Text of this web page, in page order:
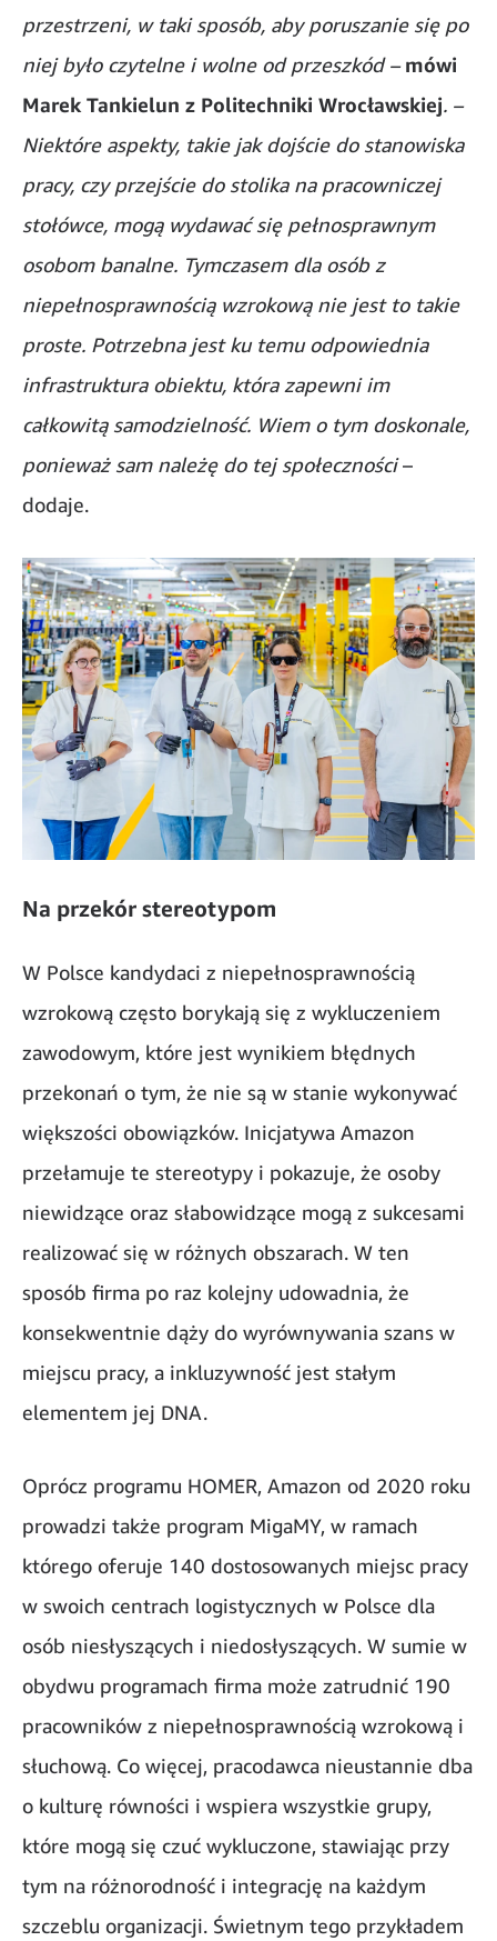
przestrzeni, w taki sposób, aby poruszanie się po
niej było czytelne i wolne od przeszkód –mówi
Marek Tankielun z Politechniki Wrocławskiej. –
Niektóre aspekty, takie jak dojście do stanowiska
pracy, czy przejście do stolika na pracowniczej
stołówce, mogą wydawać się pełnosprawnym
osobom banalne. Tymczasem dla osób z
niepełnosprawnością wzrokową nie jest to takie
proste. Potrzebna jest ku temu odpowiednia
infrastruktura obiektu, która zapewni im
całkowitą samodzielność. Wiem o tym doskonale,
ponieważ sam należę do tej społeczności–
dodaje.
Na przekór stereotypom
W Polsce kandydaci z niepełnosprawnością
wzrokową często borykają się z wykluczeniem
zawodowym, które jest wynikiem błędnych
przekonań o tym, że nie są w stanie wykonywać
większości obowiązków. Inicjatywa Amazon
przełamuje te stereotypy i pokazuje, że osoby
niewidzące oraz słabowidzące mogą z sukcesami
realizować się w różnych obszarach. W ten
sposób firma po raz kolejny udowadnia, że
konsekwentnie dąży do wyrównywania szans w
miejscu pracy, a inkluzywność jest stałym
elementem jej DNA.
Oprócz programu HOMER, Amazon od 2020 roku
prowadzi także program MigaMY, w ramach
którego oferuje 140 dostosowanych miejsc pracy
w swoich centrach logistycznych w Polsce dla
osób niesłyszących i niedosłyszących. W sumie w
obydwu programach firma może zatrudnić 190
pracowników z niepełnosprawnością wzrokową i
słuchową. Co więcej, pracodawca nieustannie dba
o kulturę równości i wspiera wszystkie grupy,
które mogą się czuć wykluczone, stawiając przy
tym na różnorodność i integrację na każdym
szczeblu organizacji. Świetnym tego przykładem